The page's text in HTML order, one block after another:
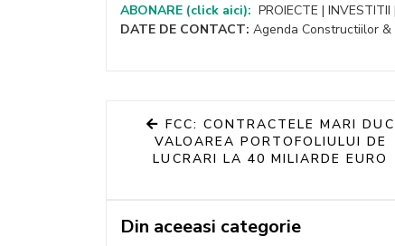
ABONARE (click aici): PROIECTE |
DATE DE CONTACT: Agenda Constructiilor
FCC: CONTRACTELE MARI DUC
VALOAREA PORTOFOLIULUI DE
LUCRARI LA 40 MILIARDE EURO
Din aceeasi categorie